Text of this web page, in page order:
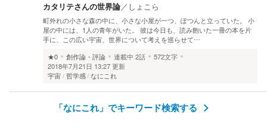
カタリテさんの世界論／ しょこら
町外れの小さな森の中に、小さな小屋が一つ、ぽつんと立っていた。 小
屋の中には、1人の青年がいた。 彼は今日も、読み飽いた一冊の本を片
手に、この広い宇宙、世界について考えを巡らせて…
★0
創作論・評論 連載中 2話
572文字
2018年7月21日 13:27 更新
宇宙 哲学感 なにこれ
「なにこれ」でキーワード検索する